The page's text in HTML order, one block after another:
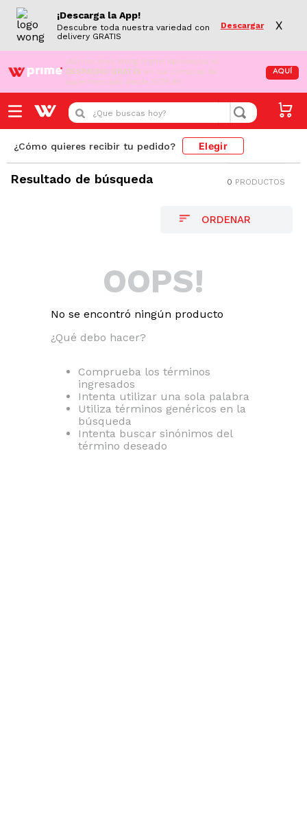
¡Descarga la App!
Descubre toda nuestra variedad con
delivery GRATIS
Descargar X
¡Aún no eres Wong Prime! Aprovecha el
DESPACHO GRATIS en tus compras de
supermercado desde S/79.90
AQUÍ
¿Que buscas hoy?
¿Cómo quieres recibir tu pedido? Elegir
Resultado de búsqueda 0 PRODUCTOS
OOPS!
No se encontró ningún producto
¿Qué debo hacer?
Comprueba los términos
ingresados
Intenta utilizar una sola palabra
Utiliza términos genéricos en la
búsqueda
Intenta buscar sinónimos del
término deseado